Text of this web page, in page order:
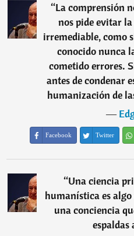
“La comprensión
nos pide evitar
irremediable, como
conocido nunca
cometido errores.
antes de condenar
humanización de
―
Facebook Twitter
“Una ciencia
humanística es
una conciencia
espaldas